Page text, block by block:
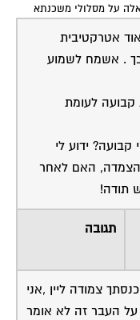
על מסלולי משכנתא
אטרקטיבית
. אשמח לשמוע
קבועה לעומת
ידוע לי
האם לאחר
תודה!
תגובה
צמודה ליין ,אני
העבר זה לא אומר